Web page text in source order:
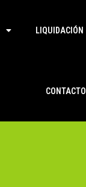
LIQUIDACIÓN
CONTACTO